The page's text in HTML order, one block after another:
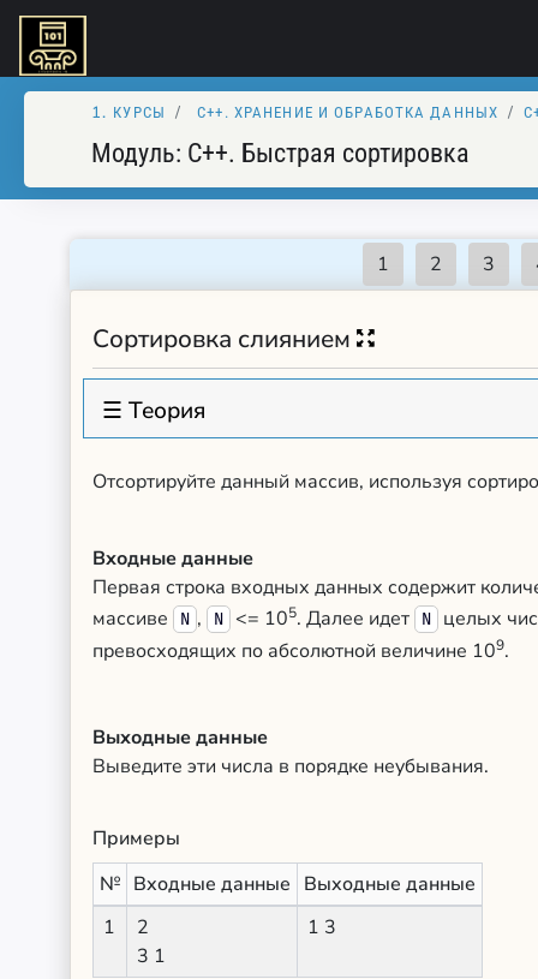
КУРСЫ C++. XРАНЕНИЕ И ОБРАБОТКА ДАННЫХ
Модуль: C++. Быстрая сортировка
Сортировка слиянием
☰ Теория
Отсортируйте данный массив, используя
Входные данные
Первая строка входных данных содержит
массиве
N , N <= 105. Далее идет N
целых
превосходящих по абсолютной величине 109.
Выходные данные
Выведите эти числа в порядке неубывания.
Примеры
№ Входные данные Выходные данные
1
2
3 1
1 3